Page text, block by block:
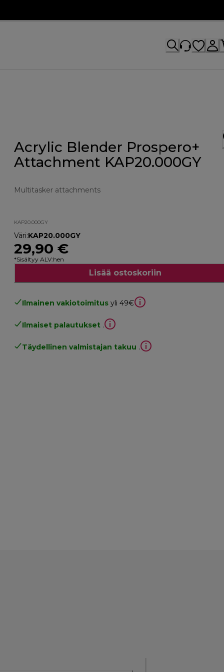
Acrylic Blender Prospero+
Attachment KAP20.000GY
Multitasker attachments
KAP20.000GY
Väri:KAP20.000GY
29,90 €
*Sisältyy ALV:hen
Lisää ostoskoriin
Ilmainen vakiotoimitus yli 49€
Ilmaiset palautukset .
Täydellinen valmistajan takuu .